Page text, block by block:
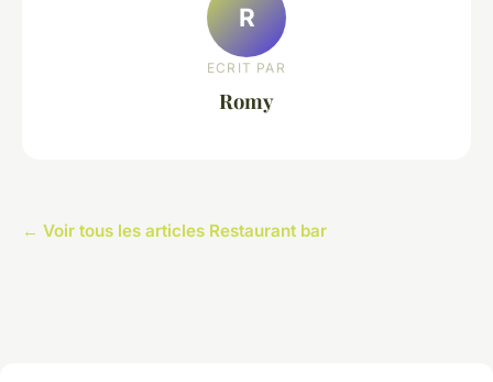
R
ECRIT PAR
Romy
← Voir tous les articles Restaurant bar